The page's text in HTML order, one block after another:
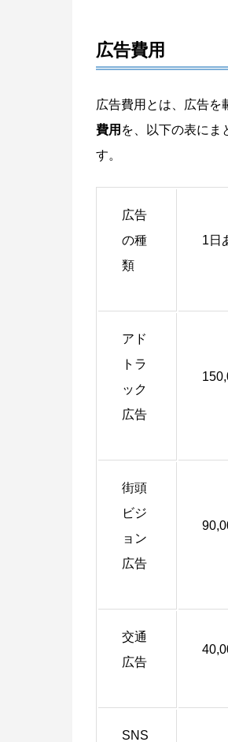
広告費用
広告費用とは、広告を
費用 を、以下の表にま
す。
広告
の種
類
1日
アド
トラ
ック
広告
街頭
ビジ
ョン
広告
交通
広告
SNS